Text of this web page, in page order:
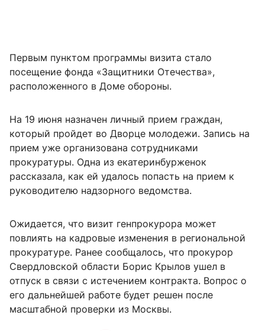
Первым пунктом программы визита стало
посещение фонда «Защитники Отечества»,
расположенного в Доме обороны.
На 19 июня назначен личный прием граждан,
который пройдет во Дворце молодежи. Запись на
прием уже организована сотрудниками
прокуратуры. Одна из екатеринбурженок
рассказала, как ей удалось попасть на прием к
руководителю надзорного ведомства.
Ожидается, что визит генпрокурора может
повлиять на кадровые изменения в региональной
прокуратуре. Ранее сообщалось, что прокурор
Свердловской области Борис Крылов ушел в
отпуск в связи с истечением контракта. Вопрос о
его дальнейшей работе будет решен после
масштабной проверки из Москвы.